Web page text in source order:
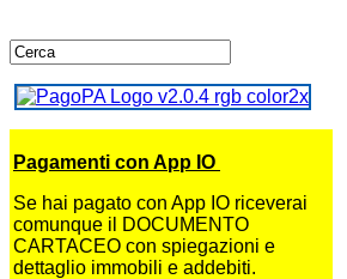
Pagamenti con App IO
Se hai pagato con App IO riceverai
comunque il DOCUMENTO
CARTACEO con spiegazioni e
dettaglio immobili e addebiti.